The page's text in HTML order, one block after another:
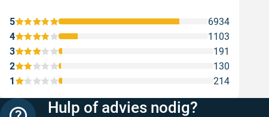
1 214
2 130
3 191
4 1103
5 6934
Hulp of advies nodig?